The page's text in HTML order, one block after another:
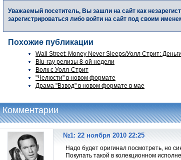
Уважаемый посетитель, Вы зашли на сайт как
зарегистрироваться либо войти на сайт под своим
Похожие публикации
Wall Street: Money Never Sleeps/Уолл Стрит:
Blu-ray релизы 8-ой недели
Волк с Уолл-Стрит
"Челюсти" в новом формате
Драма "Взвод" в новом формате в мае
Комментарии
№1: 22 ноября 2010 22:25
Надо будет оригинал посмотреть, но
Покупать такой в колекционном